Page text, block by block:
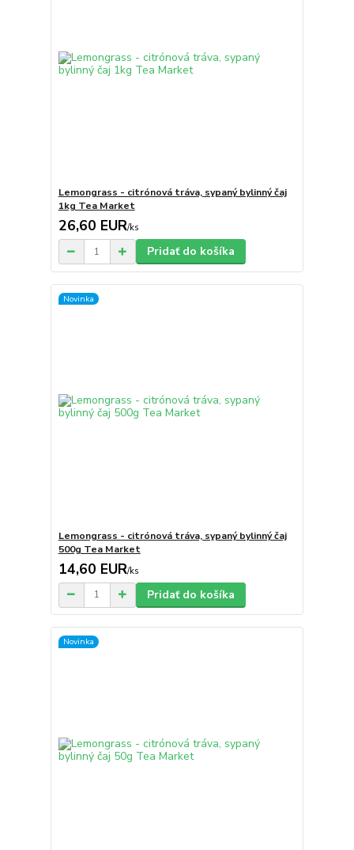
Lemongrass - citrónová tráva, sypaný bylinný čaj
1kg Tea Market
26,60 EUR/ks
Pridať do košíka
Novinka
Lemongrass - citrónová tráva, sypaný bylinný čaj
500g Tea Market
14,60 EUR/ks
Pridať do košíka
Novinka